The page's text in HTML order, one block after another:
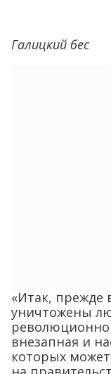
Галицкий бес
«Итак, прежде
уничтожены
внезапная и
которых